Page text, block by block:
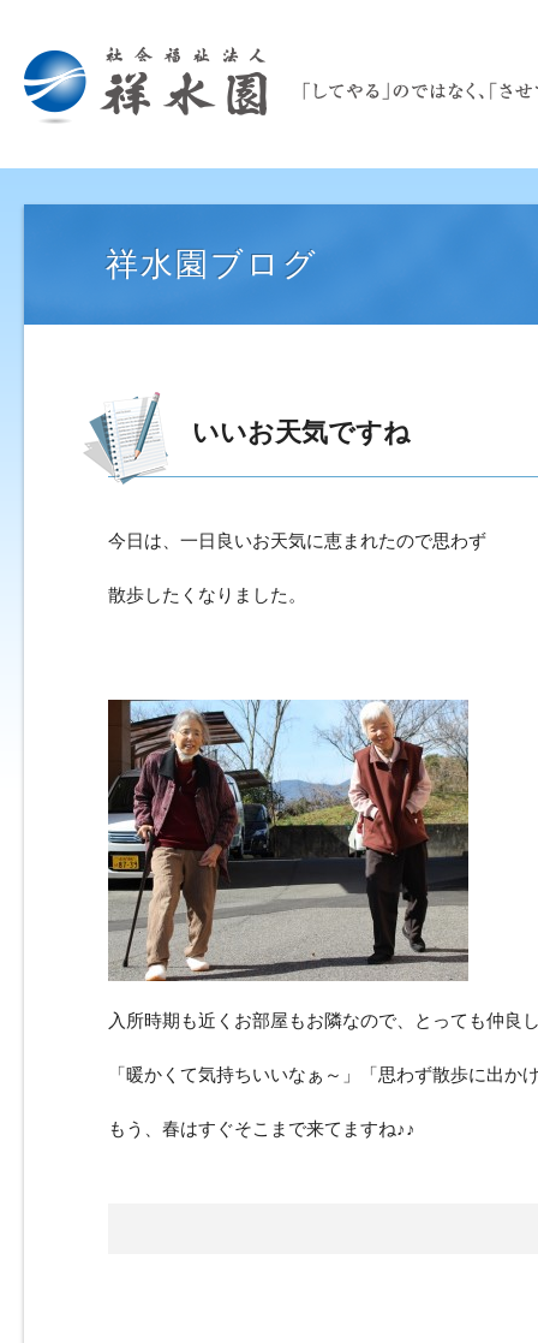
祥水園ブログ
いいお天気ですね
今日は、一日良いお天気に恵まれたので思わず
散歩したくなりました。
入所時期も近くお部屋もお隣なので、とっても仲良
「暖かくて気持ちいいなぁ～」「思わず散歩に出か
もう、春はすぐそこまで来てますね♪♪